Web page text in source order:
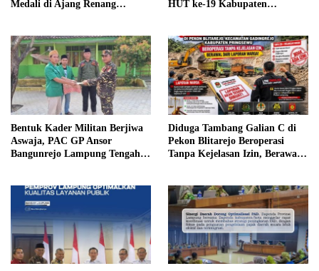
Medali di Ajang Renang
HUT ke-19 Kabupaten
Bentuk Kader Militan Berjiwa
Aswaja, PAC GP Ansor
Bangunrejo Lampung Tengah
Diduga Tambang Galian C di
Pekon Blitarejo Beroperasi
Tanpa Kejelasan Izin, Berawal
Polda Lampung